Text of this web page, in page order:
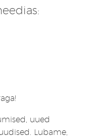
uued
Lubame,